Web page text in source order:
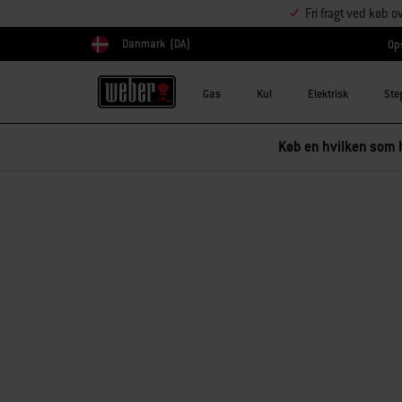
Fri fragt ved køb
Vælg land
Danmark (DA)
Gas Kul Elektrisk
Køb en hvilken